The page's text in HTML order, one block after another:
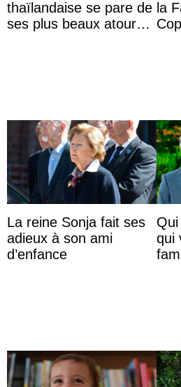
thaïlandaise se pare de
ses plus beaux atours
la
La reine Sonja fait ses
adieux à son ami
d’enfance
qui